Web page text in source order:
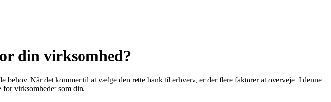
din virksomhed?
behov. Når det kommer til at vælge den rette bank til erhverv, er der flere faktorer at overveje. I denne
for virksomheder som din.